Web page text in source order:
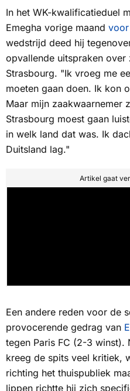
In het WK-kwalificatieduel
Emegha vorige maand voor
wedstrijd deed hij
opvallende uitspraken over
Strasbourg. "Ik vroeg me
moeten gaan doen. Ik kon
Maar mijn zaakwaarnemer
Strasbourg moest gaan
in welk land dat was. Ik
Duitsland lag."
Artikel gaat
Een andere reden voor de
provocerende gedrag van
tegen Paris FC (2-3 winst).
kreeg de spits veel kritiek,
richting het thuispubliek
lippen richtte hij zich